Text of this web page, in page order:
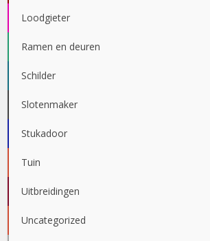
Loodgieter
Ramen en deuren
Schilder
Slotenmaker
Stukadoor
Tuin
Uitbreidingen
Uncategorized